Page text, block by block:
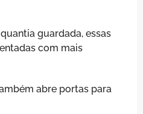
guardada, essas
com mais
abre portas para